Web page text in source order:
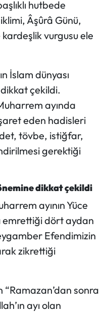
hutbede
Âşûrâ Günü,
vurgusu ele
İslam dünyası
dikkat çekildi.
ayında
eden hadisleri
tövbe, istiğfar,
gerektiği
dikkat çekildi
ayının Yüce
emrettiği dört aydan
Efendimizin
zikrettiği
“Ramazan’dan sonra
ayı olan